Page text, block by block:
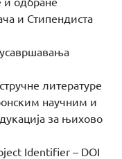
и Стипендиста
литературе
научним и
за њихово
Identifier – DOI